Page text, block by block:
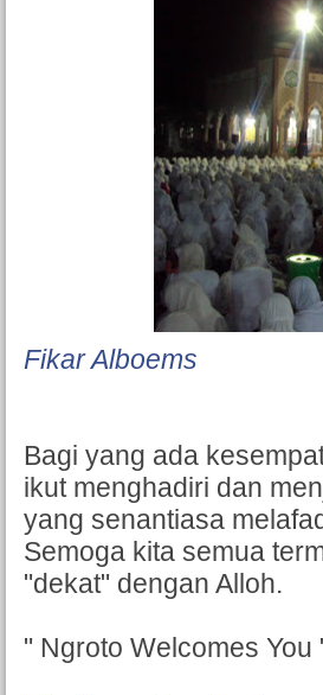
Fikar Alboems
Bagi yang ada
ikut menghadiri dan
yang senantiasa
Semoga kita semua
"dekat" dengan Alloh.
" Ngroto Welcomes You